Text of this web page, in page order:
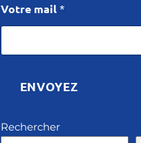
o
t
e
Votre mail *
ENVOYEZ
Rechercher